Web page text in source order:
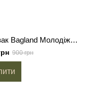
Рюкзак Bagland Молодіжний mini 8 л. сублімація 740 (00508664)
900 грн